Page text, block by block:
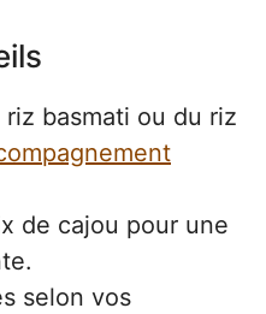
basmati ou du riz
de cajou pour une
selon vos